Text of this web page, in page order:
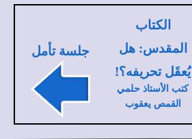
الكتاب
المقدس: هل
يُعقَل تحريفه؟!
كتب الأستاذ حلمي
القمص يعقوب
جلسة تأمل